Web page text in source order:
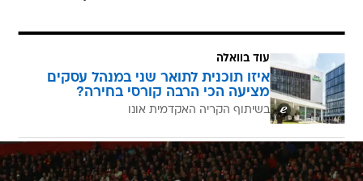
עוד בוואלה
איזו תוכנית לתואר שני במנהל עסקים
מציעה הכי הרבה קורסי בחירה?
בשיתוף הקריה האקדמית אונו